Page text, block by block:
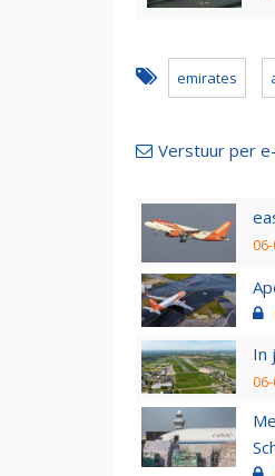
emirates
Verstuur per
In